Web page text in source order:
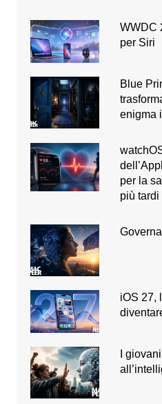
WWDC
per Siri
Blue
enigma
per la
più tardi
iOS 27,
I